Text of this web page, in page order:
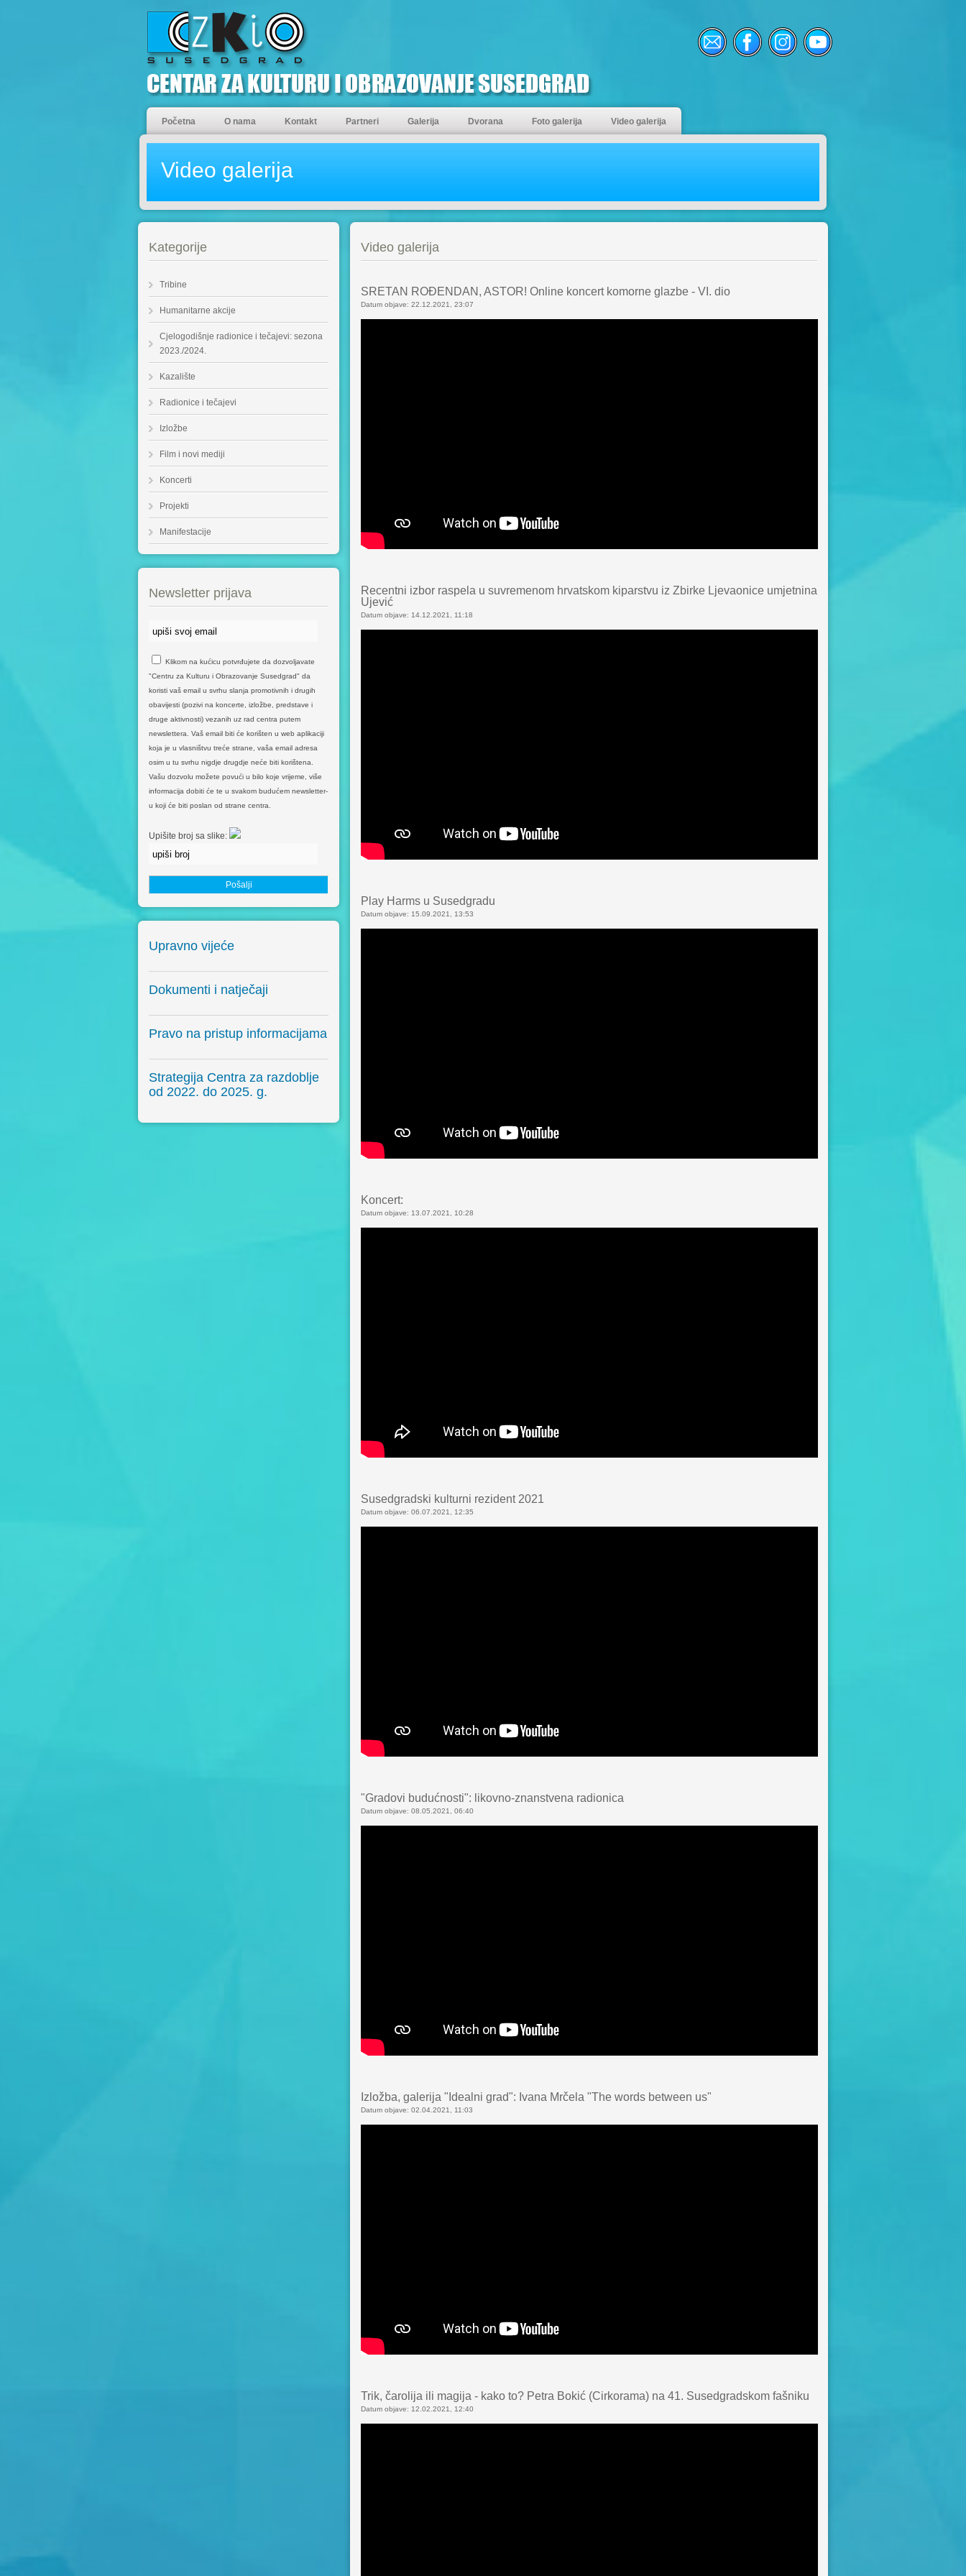
Početna O nama Kontakt Partneri Galerija Dvorana Foto galerija Video galerija
Video galerija
Kategorije
Tribine
Humanitarne akcije
Cjelogodišnje radionice i tečajevi: sezona
2023./2024.
Kazalište
Radionice i tečajevi
Izložbe
Film i novi mediji
Koncerti
Projekti
Manifestacije
Newsletter prijava
Klikom na kućicu potvrđujete da dozvoljavate
"Centru za Kulturu i Obrazovanje Susedgrad" da
koristi vaš email u svrhu slanja promotivnih i drugih
obavijesti (pozivi na koncerte, izložbe, predstave i
druge aktivnosti) vezanih uz rad centra putem
newslettera. Vaš email biti će korišten u web aplikaciji
koja je u vlasništvu treće strane, vaša email adresa
osim u tu svrhu nigdje drugdje neće biti korištena.
Vašu dozvolu možete povući u bilo koje vrijeme, više
informacija dobiti će te u svakom budućem newsletter-
u koji će biti poslan od strane centra.
Upišite broj sa slike:
Upravno vijeće
Dokumenti i natječaji
Pravo na pristup informacijama
Strategija Centra za razdoblje
od 2022. do 2025. g.
Video galerija
SRETAN ROĐENDAN, ASTOR! Online koncert komorne glazbe - VI. dio
Datum objave: 22.12.2021, 23:07
Recentni izbor raspela u suvremenom hrvatskom kiparstvu iz Zbirke Ljevaonice umjetnina
Ujević
Datum objave: 14.12.2021, 11:18
Play Harms u Susedgradu
Datum objave: 15.09.2021, 13:53
Koncert:
Datum objave: 13.07.2021, 10:28
Susedgradski kulturni rezident 2021
Datum objave: 06.07.2021, 12:35
"Gradovi budućnosti": likovno-znanstvena radionica
Datum objave: 08.05.2021, 06:40
Izložba, galerija "Idealni grad": Ivana Mrčela "The words between us"
Datum objave: 02.04.2021, 11:03
Trik, čarolija ili magija - kako to? Petra Bokić (Cirkorama) na 41. Susedgradskom fašniku
Datum objave: 12.02.2021, 12:40